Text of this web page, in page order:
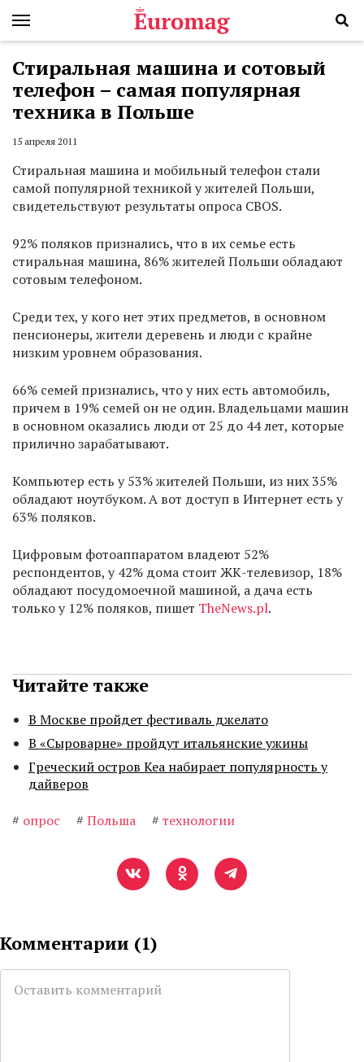
Стиральная машина и сотовый
телефон – самая популярная
техника в Польше
15 апреля 2011
Стиральная машина и мобильный телефон стали
самой популярной техникой у жителей Польши,
свидетельствуют результаты опроса CBOS.
92% поляков признались, что в их семье есть
стиральная машина, 86% жителей Польши обладают
сотовым телефоном.
Среди тех, у кого нет этих предметов, в основном
пенсионеры, жители деревень и люди с крайне
низким уровнем образования.
66% семей признались, что у них есть автомобиль,
причем в 19% семей он не один. Владельцами машин
в основном оказались люди от 25 до 44 лет, которые
прилично зарабатывают.
Компьютер есть у 53% жителей Польши, из них 35%
обладают ноутбуком. А вот доступ в Интернет есть у
63% поляков.
Цифровым фотоаппаратом владеют 52%
респондентов, у 42% дома стоит ЖК-телевизор, 18%
обладают посудомоечной машиной, а дача есть
только у 12% поляков, пишет TheNews.pl.
Читайте также
В Москве пройдет фестиваль джелато
В «Сыроварне» пройдут итальянские ужины
Греческий остров Кеа набирает популярность у
дайверов
# опрос # Польша # технологии
Комментарии (1)